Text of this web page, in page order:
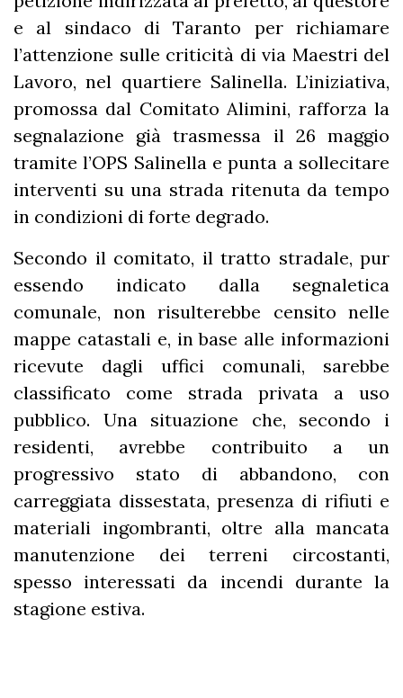
e al sindaco di Taranto per richiamare
l’attenzione sulle criticità di via Maestri del
Lavoro, nel quartiere Salinella. L’iniziativa,
promossa dal Comitato Alimini, rafforza la
segnalazione già trasmessa il 26 maggio
tramite l’OPS Salinella e punta a sollecitare
interventi su una strada ritenuta da tempo
in condizioni di forte degrado.
Secondo il comitato, il tratto stradale, pur
essendo indicato dalla segnaletica
comunale, non risulterebbe censito nelle
mappe catastali e, in base alle informazioni
ricevute dagli uffici comunali, sarebbe
classificato come strada privata a uso
pubblico. Una situazione che, secondo i
residenti, avrebbe contribuito a un
progressivo stato di abbandono, con
carreggiata dissestata, presenza di rifiuti e
materiali ingombranti, oltre alla mancata
manutenzione dei terreni circostanti,
spesso interessati da incendi durante la
stagione estiva.